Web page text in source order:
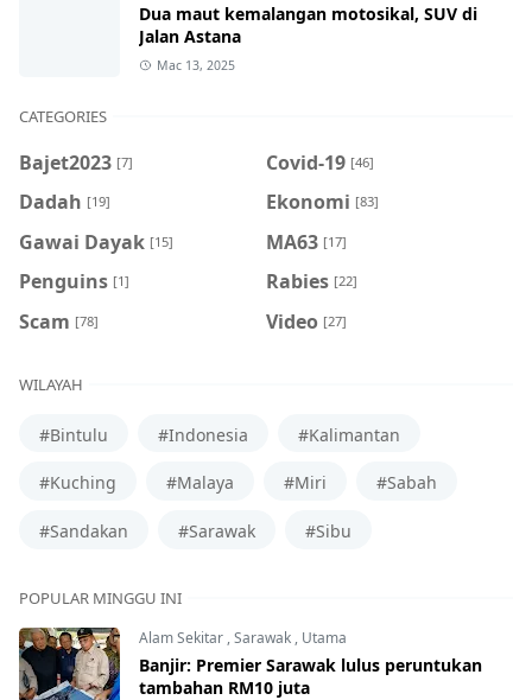
Dua maut kemalangan motosikal, SUV di
Jalan Astana
Mac 13, 2025
CATEGORIES
Bajet2023 [7] Covid-19 [46]
Dadah [19] Ekonomi [83]
Gawai Dayak [15] MA63 [17]
Penguins [1] Rabies [22]
Scam [78] Video [27]
WILAYAH
#Bintulu #Indonesia #Kalimantan
#Kuching #Malaya #Miri #Sabah
#Sandakan #Sarawak #Sibu
POPULAR MINGGU INI
Alam Sekitar ,Sarawak , Utama
Banjir: Premier Sarawak lulus peruntukan
tambahan RM10 juta